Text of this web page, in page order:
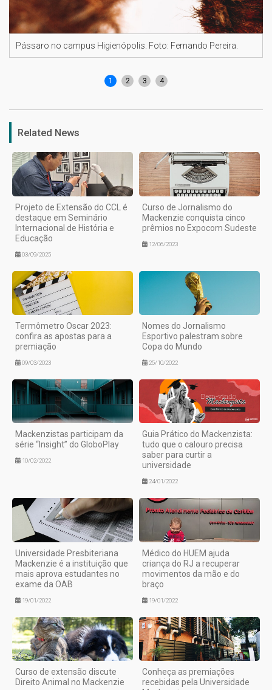
Pássaro no campus Higienópolis. Foto: Fernando Pereira.
1 2 3 4
Related News
Projeto de Extensão do CCL é
destaque em Seminário
Internacional de História e
Educação
03/09/2025
Curso de Jornalismo do
Mackenzie conquista cinco
prêmios no Expocom Sudeste
12/06/2023
Termômetro Oscar 2023:
confira as apostas para a
premiação
09/03/2023
Nomes do Jornalismo
Esportivo palestram sobre
Copa do Mundo
25/10/2022
Mackenzistas participam da
série “Insight” do GloboPlay
10/02/2022
Guia Prático do Mackenzista:
tudo que o calouro precisa
saber para curtir a
universidade
24/01/2022
Universidade Presbiteriana
Mackenzie é a instituição que
mais aprova estudantes no
exame da OAB
19/01/2022
Médico do HUEM ajuda
criança do RJ a recuperar
movimentos da mão e do
braço
19/01/2022
Curso de extensão discute
Direito Animal no Mackenzie
Conheça as premiações
recebidas pela Universidade